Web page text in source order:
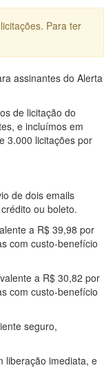
Para ter
assinantes do Alerta
de licitação do
e incluímos em
3.000 licitações por
de dois emails
ou boleto.
a R$ 39,98 por
com custo-benefício
a R$ 30,82 por
com custo-benefício
seguro,
liberação imediata, e